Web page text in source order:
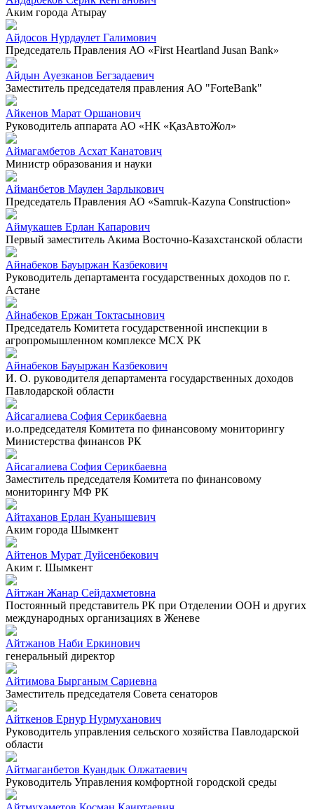
Аким города Атырау
Айдосов Нурдаулет Галимович
Председатель Правления АО «First Heartland Jusan Bank»
Айдын Ауезканов Бегзадаевич
Заместитель председателя правления АО "ForteBank"
Айкенов Марат Оршанович
Руководитель аппарата АО «НК «ҚазАвтоЖол»
Аймагамбетов Асхат Канатович
Министр образования и науки
Айманбетов Маулен Зарлыкович
Председатель Правления АО «Samruk-Kazyna Construction»
Аймукашев Ерлан Капарович
Первый заместитель Акима Восточно-Казахстанской области
Айнабеков Бауыржан Казбекович
Руководитель департамента государственных доходов по г.
Астане
Айнабеков Ержан Токтасынович
Председатель Комитета государственной инспекции в
агропромышленном комплексе МСХ РК
Айнабеков Бауыржан Казбекович
И. О. руководителя департамента государственных доходов
Павлодарской области
Айсагалиева София Серикбаевна
и.о.председателя Комитета по финансовому мониторингу
Министерства финансов РК
Айсагалиева София Серикбаевна
Заместитель председателя Комитета по финансовому
мониторингу МФ РК
Айтаханов Ерлан Куанышевич
Аким города Шымкент
Айтенов Мурат Дуйсенбекович
Аким г. Шымкент
Айтжан Жанар Сейдахметовна
Постоянный представитель РК при Отделении ООН и других
международных организациях в Женеве
Айтжанов Наби Еркинович
генеральный директор
Айтимова Бырганым Сариевна
Заместитель председателя Совета сенаторов
Айткенов Ернур Нурмуханович
Руководитель управления сельского хозяйства Павлодарской
области
Айтмаганбетов Куандык Олжатаевич
Руководитель Управления комфортной городской среды